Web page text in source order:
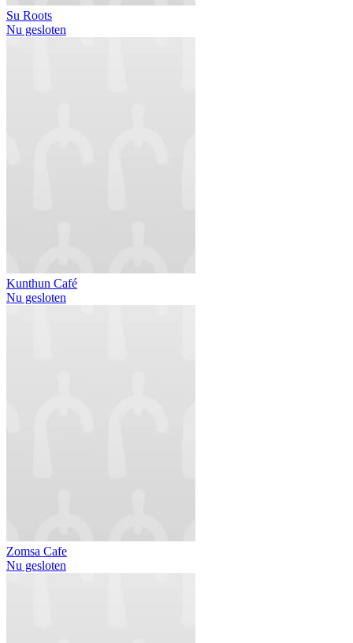
Su Roots
Nu gesloten
Kunthun Café
Nu gesloten
Zomsa Cafe
Nu gesloten